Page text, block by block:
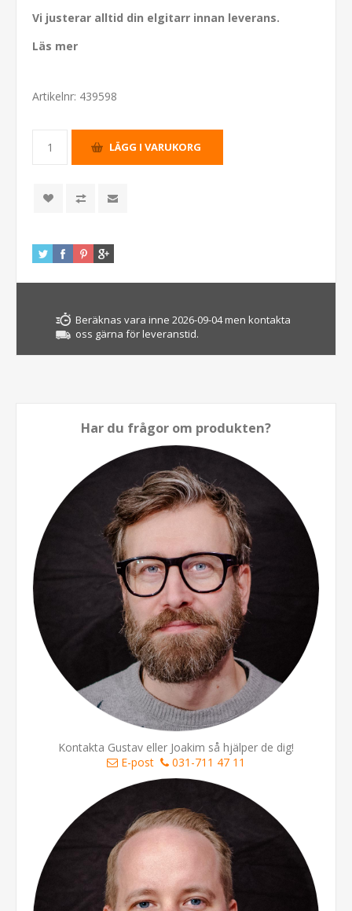
Vi justerar alltid din elgitarr innan leverans.
Läs mer
Artikelnr: 439598
Beräknas vara inne 2026-09-04 men kontakta
oss gärna för leveranstid.
Har du frågor om produkten?
Kontakta Gustav eller Joakim så hjälper de dig!
E-post
031-711 47 11